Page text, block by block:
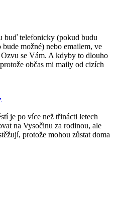
buď telefonicky (pokud budu
možné) nebo emailem, ve
se Vám. A kdyby to dlouho
občas mi maily od cizích
je po více než třinácti letech
na Vysočinu za rodinou, ale
protože mohou zůstat doma